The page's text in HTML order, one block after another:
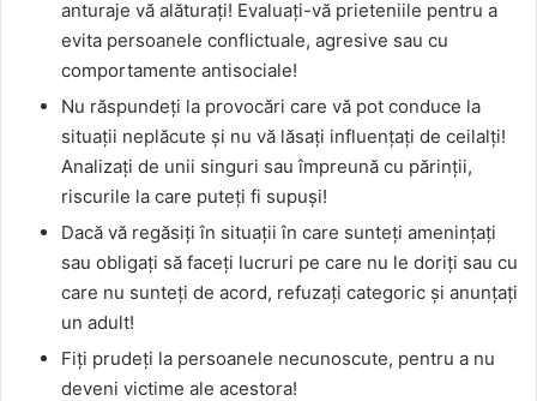
anturaje vă alăturați! Evaluați-vă prieteniile pentru a
evita persoanele conflictuale, agresive sau cu
comportamente antisociale!
Nu răspundeți la provocări care vă pot conduce la
situații neplăcute și nu vă lăsați influențați de ceilalți!
Analizați de unii singuri sau împreună cu părinții,
riscurile la care puteți fi supuși!
Dacă vă regăsiți în situații în care sunteți amenințați
sau obligați să faceți lucruri pe care nu le doriți sau cu
care nu sunteți de acord, refuzați categoric și anunțați
un adult!
Fiți prudeți la persoanele necunoscute, pentru a nu
deveni victime ale acestora!